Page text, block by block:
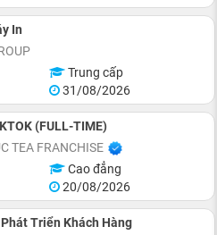
In
Trung cấp
31/08/2026
(FULL-TIME)
TEA FRANCHISE
Cao đẳng
20/08/2026
Triển Khách Hàng